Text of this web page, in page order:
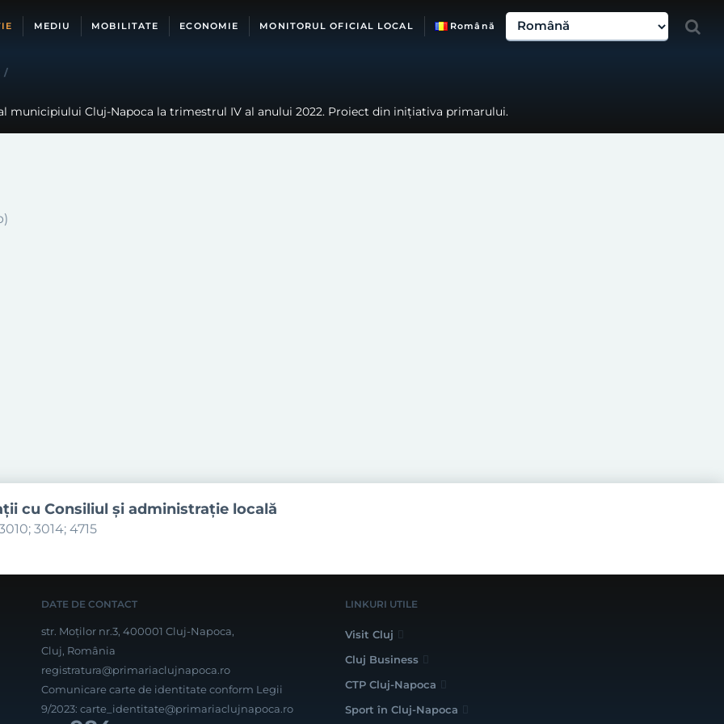
MEDIU MOBILITATE ECONOMIE MONITORUL OFICIAL LOCAL Română
/
municipiului Cluj-Napoca la trimestrul IV al anului 2022. Proiect din inițiativa primarului.
cu Consiliul şi administraţie locală
3014; 4715
DATE DE CONTACT
str. Moților nr.3, 400001 Cluj-Napoca,
Cluj, România
registratura@primariaclujnapoca.ro
Comunicare carte de identitate conform Legii
9/2023: carte_identitate@primariaclujnapoca.ro
LINKURI UTILE
Visit Cluj
Cluj Business
CTP Cluj-Napoca
Sport în Cluj-Napoca